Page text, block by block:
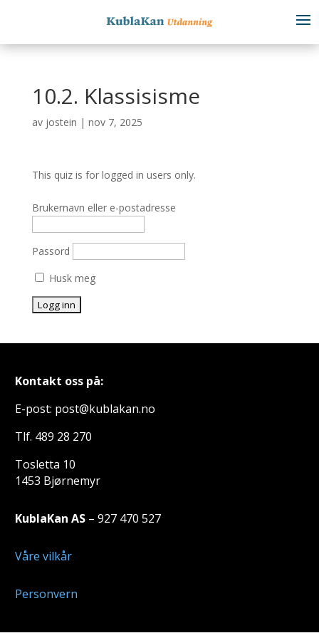
10.2. Klassisisme
av jostein | nov 7, 2025
This quiz is for logged in users only.
Brukernavn eller e-postadresse
Passord
Husk meg
Kontakt oss på:
E-post: post@kublakan.no
Tlf. 489 28 270
Tosletta 10
1453 Bjørnemyr
KublaKan AS – 927 470 527
Våre vilkår
Personvern